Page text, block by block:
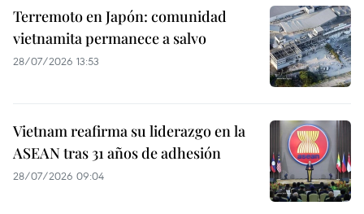
Terremoto en Japón: comunidad
vietnamita permanece a salvo
28/07/2026 13:53
Vietnam reafirma su liderazgo en la
ASEAN tras 31 años de adhesión
28/07/2026 09:04